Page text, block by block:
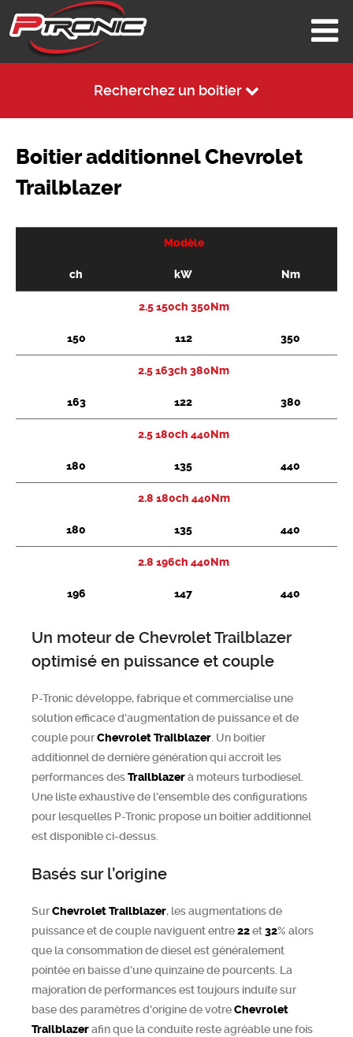
Recherchez un boitier
Chercher
Boitier additionnel Chevrolet
Trailblazer
Modèle
ch kW Nm
2.5 150ch 350Nm
150 112 350
2.5 163ch 380Nm
163 122 380
2.5 180ch 440Nm
180 135 440
2.8 180ch 440Nm
180 135 440
2.8 196ch 440Nm
196 147 440
Un moteur de Chevrolet Trailblazer
optimisé en puissance et couple
P-Tronic développe, fabrique et commercialise une
solution efficace d'augmentation de puissance et de
couple pourChevroletTrailblazer . Un boitier
additionnel de dernière génération qui accroit les
performances desTrailblazerà moteurs turbodiesel.
Une liste exhaustive de l'ensemble des configurations
pour lesquelles P-Tronic propose un boitier additionnel
est disponible ci-dessus.
Basés sur l’origine
SurChevroletTrailblazer, les augmentations de
puissance et de couple naviguent entre22et32% alors
que la consommation de diesel est généralement
pointée en baisse d’une quinzaine de pourcents. La
majoration de performances est toujours induite sur
base des paramètres d'origine de votreChevrolet
Trailblazerafin que la conduite reste agréable une fois